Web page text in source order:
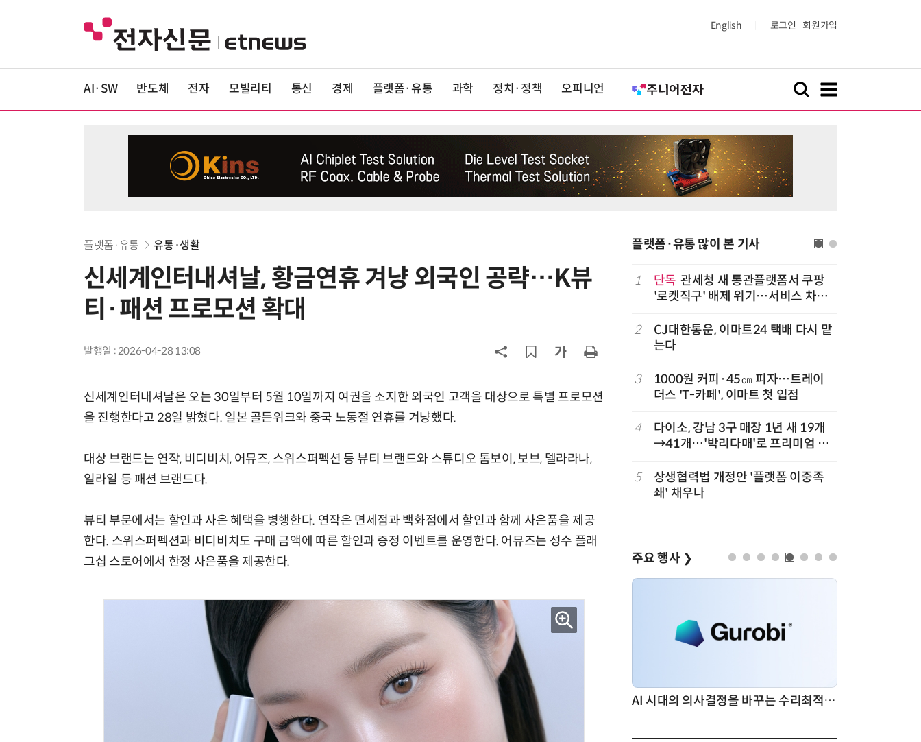
English 로그인 회원가입
AI·SW 반도체 전자 모빌리티 통신 경제 플랫폼·유통 과학 정치·정책 오피니언
플랫폼·유통 유통·생활
신세계인터내셔날, 황금연휴 겨냥 외국인 공략…K뷰
티·패션 프로모션 확대
발행일 : 2026-04-28 13:08
신세계인터내셔날은 오는 30일부터 5월 10일까지 여권을 소지한 외국인 고객을 대상으로 특별 프로모션
을 진행한다고 28일 밝혔다. 일본 골든위크와 중국 노동절 연휴를 겨냥했다.
대상 브랜드는 연작, 비디비치, 어뮤즈, 스위스퍼펙션 등 뷰티 브랜드와 스튜디오 톰보이, 보브, 델라라나,
일라일 등 패션 브랜드다.
뷰티 부문에서는 할인과 사은 혜택을 병행한다. 연작은 면세점과 백화점에서 할인과 함께 사은품을 제공
한다. 스위스퍼펙션과 비디비치도 구매 금액에 따른 할인과 증정 이벤트를 운영한다. 어뮤즈는 성수 플래
그십 스토어에서 한정 사은품을 제공한다.
플랫폼·유통 많이 본 기사
6
“찰떡같이 알아듣네”…카카오, '카나
박…2년치 이익 넘어서
에 쿠팡이츠 연동해 주문부터 결제까
지
9
“쿠팡, 7월 결제액 6조1100억 '역대
1 단독 관세청 새 통관플랫폼서 쿠팡
'로켓직구' 배제 위기…서비스 차질
2
CJ대한통운, 이마트24 택배 다시 맡
는다
3
1000원 커피·45㎝ 피자…트레이
더스 'T-카페', 이마트 첫 입점
4
다이소, 강남 3구 매장 1년 새 19개
→41개…'박리다매'로 프리미엄 상
5
상생협력법 개정안 '플랫폼 이중족
쇄' 채우나
주요 행사 ❯
현업에서 바로 쓰는 "하네스 엔지니어링" 실습 교육 AI 시대의 의사결정을 바꾸는 수리최적화(Optimization): 실제 산업 적용 사례와 활용 전략